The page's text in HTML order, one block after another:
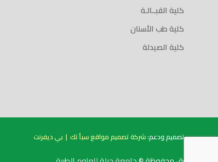
كلية القبــالـة
كلية طب الأسنان
كلية الصيدلة
تصميم ودعم:شركة تصميم مواقع سبأ تك | بي ديفرنت